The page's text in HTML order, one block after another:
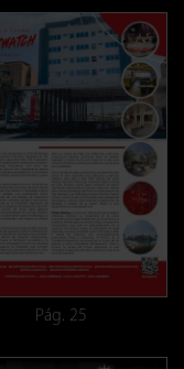
Pág. 25